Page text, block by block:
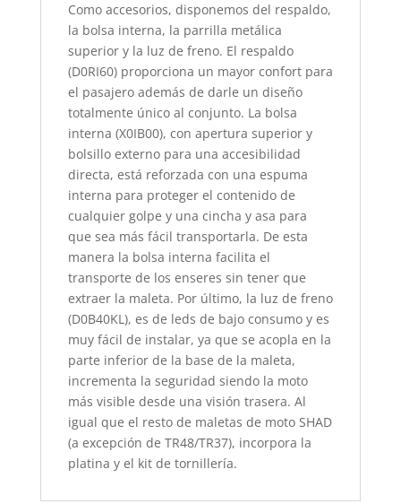
Como accesorios, disponemos del respaldo,
la bolsa interna, la parrilla metálica
superior y la luz de freno. El respaldo
(D0RI60) proporciona un mayor confort para
el pasajero además de darle un diseño
totalmente único al conjunto. La bolsa
interna (X0IB00), con apertura superior y
bolsillo externo para una accesibilidad
directa, está reforzada con una espuma
interna para proteger el contenido de
cualquier golpe y una cincha y asa para
que sea más fácil transportarla. De esta
manera la bolsa interna facilita el
transporte de los enseres sin tener que
extraer la maleta. Por último, la luz de freno
(D0B40KL), es de leds de bajo consumo y es
muy fácil de instalar, ya que se acopla en la
parte inferior de la base de la maleta,
incrementa la seguridad siendo la moto
más visible desde una visión trasera. Al
igual que el resto de maletas de moto SHAD
(a excepción de TR48/TR37), incorpora la
platina y el kit de tornillería.